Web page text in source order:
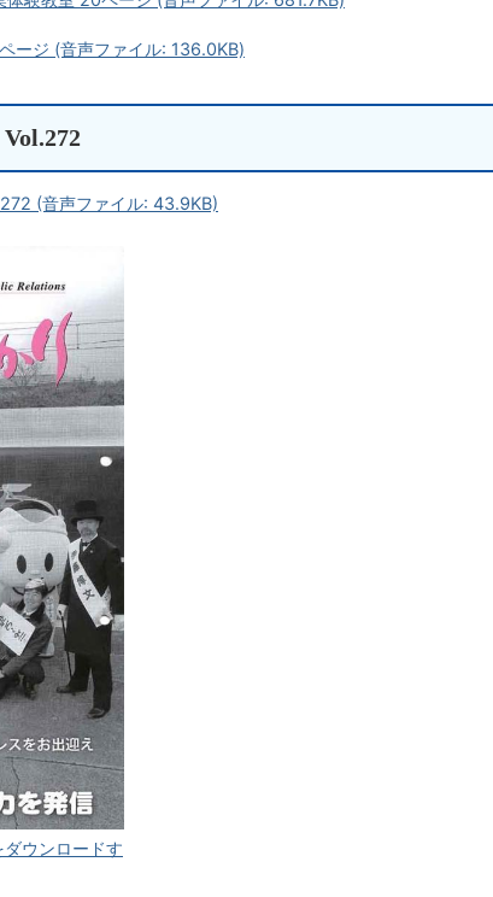
ージ (音声ファイル: 136.0KB)
(音声ファイル: 43.9KB)
ウンロードす